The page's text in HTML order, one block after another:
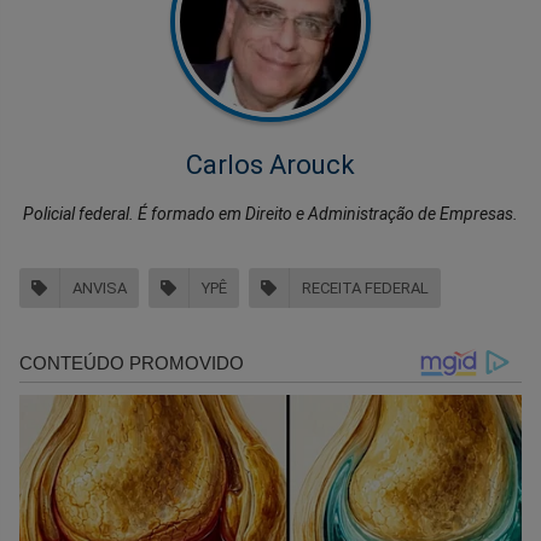
Carlos Arouck
Policial federal. É formado em Direito e Administração de Empresas.
ANVISA YPÊ RECEITA FEDERAL